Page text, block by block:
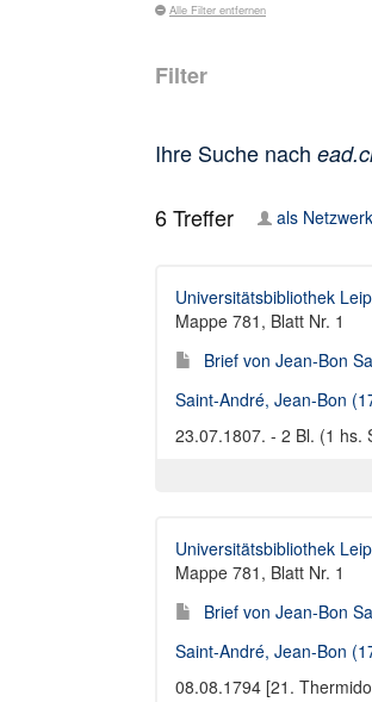
Alle Filter entfernen
Filter
Ihre Suche nach
6Treffer als Netzwerk
Universitätsbibliothek
Mappe 781, Blatt Nr. 1
Brief von Jean-Bon
Saint-André, Jean-Bon
23.07.1807. - 2 Bl. (1 hs.
Universitätsbibliothek
Mappe 781, Blatt Nr. 1
Brief von Jean-Bon
Saint-André, Jean-Bon
08.08.1794 [21.